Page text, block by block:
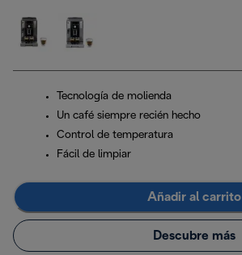
Tecnología de molienda
Un café siempre recién hecho
Control de temperatura
Fácil de limpiar
Añadir al carrito
Descubre más